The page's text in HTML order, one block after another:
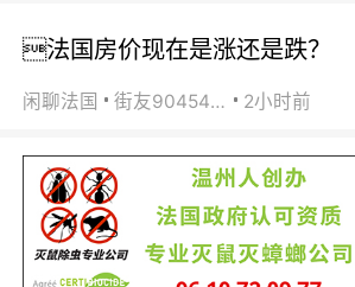
法国房价现在是涨还是跌？
闲聊法国 街友90454511 2小时前